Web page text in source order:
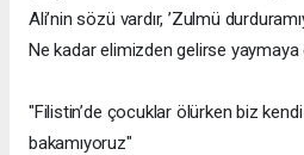
Ali’nin sözü vardır, ’Zulmü
Ne kadar elimizden gelirse yaymaya
"Filistin’de çocuklar ölürken biz kendi
bakamıyoruz"